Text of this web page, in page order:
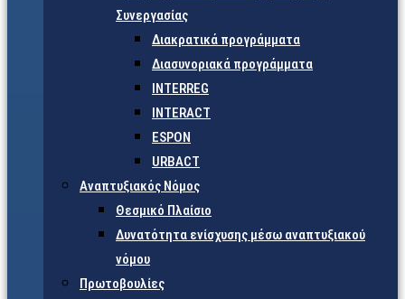
Συνεργασίας
Διακρατικά προγράμματα
Διασυνοριακά προγράμματα
INTERREG
INTERACT
ESPON
URBACT
Αναπτυξιακός Νόμος
Θεσμικό Πλαίσιο
Δυνατότητα ενίσχυσης μέσω αναπτυξιακού
νόμου
Πρωτοβουλίες